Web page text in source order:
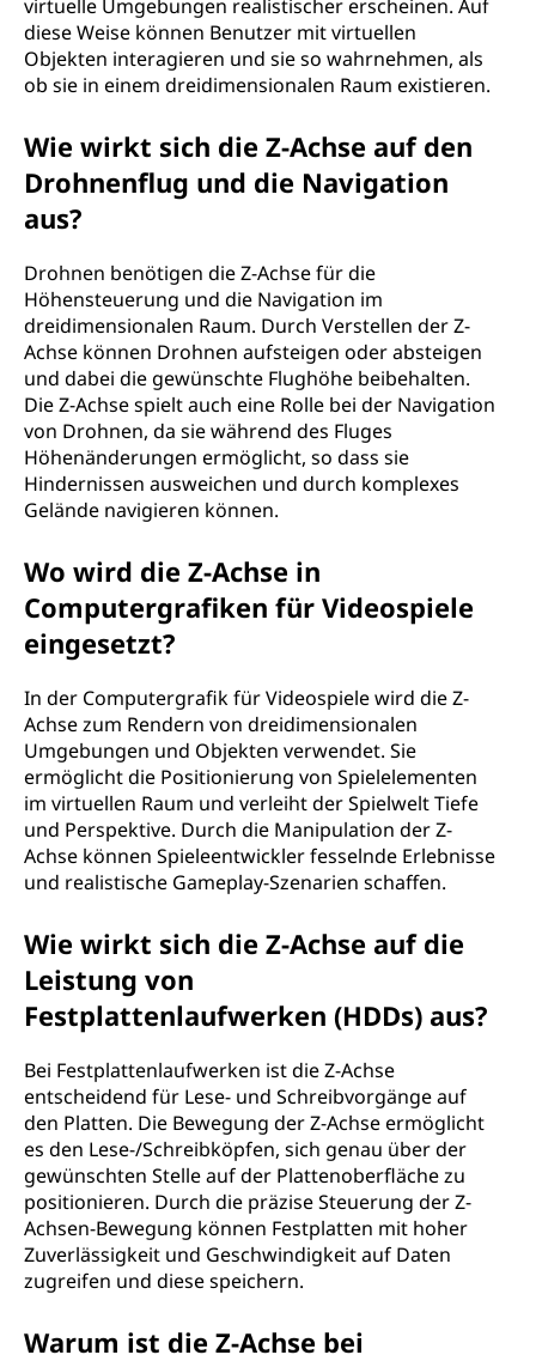
virtuelle Umgebungen realistischer erscheinen. Auf
diese Weise können Benutzer mit virtuellen
Objekten interagieren und sie so wahrnehmen, als
ob sie in einem dreidimensionalen Raum existieren.
Wie wirkt sich die Z-Achse auf den
Drohnenflug und die Navigation
aus?
Drohnen benötigen die Z-Achse für die
Höhensteuerung und die Navigation im
dreidimensionalen Raum. Durch Verstellen der Z-
Achse können Drohnen aufsteigen oder absteigen
und dabei die gewünschte Flughöhe beibehalten.
Die Z-Achse spielt auch eine Rolle bei der Navigation
von Drohnen, da sie während des Fluges
Höhenänderungen ermöglicht, so dass sie
Hindernissen ausweichen und durch komplexes
Gelände navigieren können.
Wo wird die Z-Achse in
Computergrafiken für Videospiele
eingesetzt?
In der Computergrafik für Videospiele wird die Z-
Achse zum Rendern von dreidimensionalen
Umgebungen und Objekten verwendet. Sie
ermöglicht die Positionierung von Spielelementen
im virtuellen Raum und verleiht der Spielwelt Tiefe
und Perspektive. Durch die Manipulation der Z-
Achse können Spieleentwickler fesselnde Erlebnisse
und realistische Gameplay-Szenarien schaffen.
Wie wirkt sich die Z-Achse auf die
Leistung von
Festplattenlaufwerken (HDDs) aus?
Bei Festplattenlaufwerken ist die Z-Achse
entscheidend für Lese- und Schreibvorgänge auf
den Platten. Die Bewegung der Z-Achse ermöglicht
es den Lese-/Schreibköpfen, sich genau über der
gewünschten Stelle auf der Plattenoberfläche zu
positionieren. Durch die präzise Steuerung der Z-
Achsen-Bewegung können Festplatten mit hoher
Zuverlässigkeit und Geschwindigkeit auf Daten
zugreifen und diese speichern.
Warum ist die Z-Achse bei